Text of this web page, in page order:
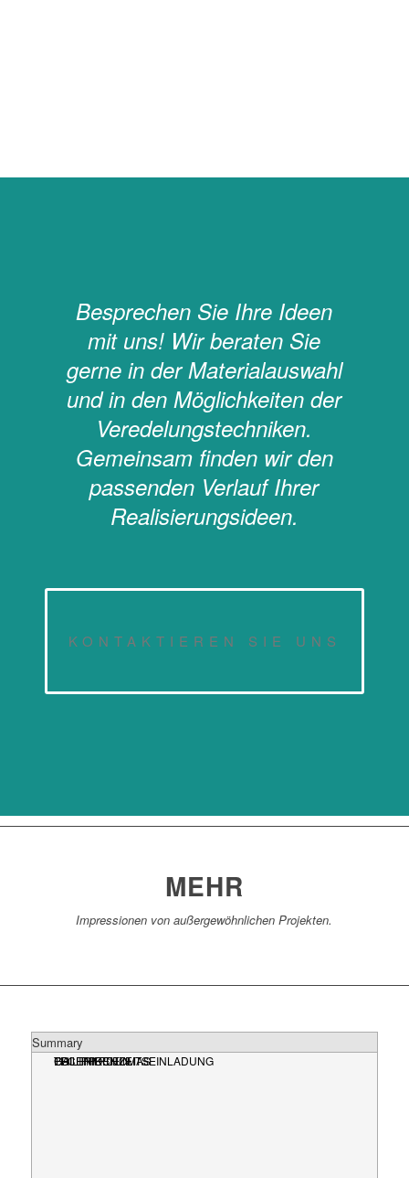
Besprechen Sie Ihre Ideen
mit uns! Wir beraten Sie
gerne in der Materialauswahl
und in den Möglichkeiten der
Veredelungstechniken.
Gemeinsam finden wir den
passenden Verlauf Ihrer
Realisierungsideen.
KONTAKTIEREN SIE UNS
MEHR
Impressionen von außergewöhnlichen Projekten.
EDLE HOCHZEITSEINLADUNG
PHILIPP PLEIN
TECHNIKEN
GALERIE THOMAS
Summary